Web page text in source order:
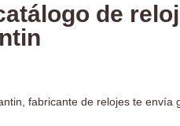
de
fabricante de relojes te envía